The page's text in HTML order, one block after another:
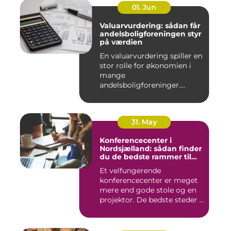
01. Jun
Valuarvurdering: sådan får
andelsboligforeningen styr
på værdien
En valuarvurdering spiller en
stor rolle for økonomien i
mange
andelsboligforeninger.
31. May
Konferencecenter i
Nordsjælland: sådan finder
du de bedste rammer til
Et velfungerende
konferencecenter er meget
mere end gode stole og en
projektor. De bedste steder i